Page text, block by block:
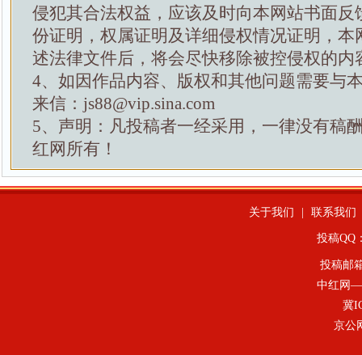
侵犯其合法权益，应该及时向本网站书面反
份证明，权属证明及详细侵权情况证明，本
述法律文件后，将会尽快移除被控侵权的内
4、如因作品内容、版权和其他问题需要与
来信：js88@vip.sina.com
5、声明：凡投稿者一经采用，一律没有稿
红网所有！
关于我们 联系我们
投稿QQ
投稿邮
中红网—
冀
京公